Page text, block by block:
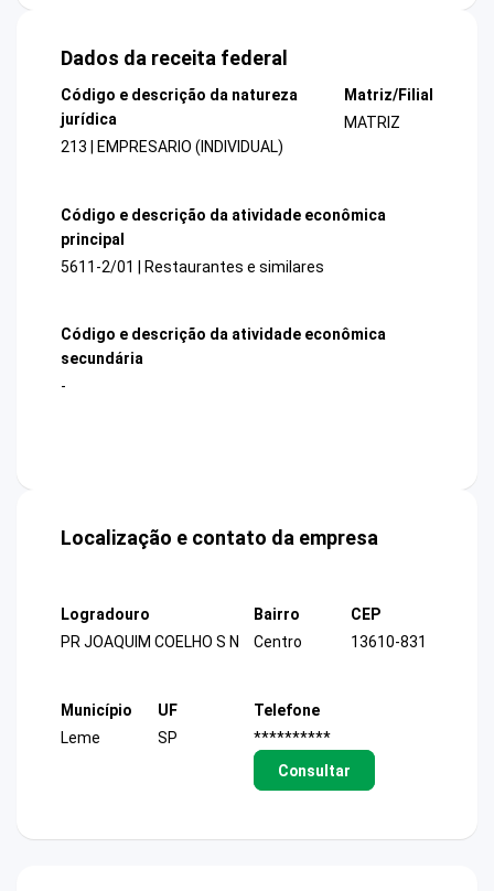
Dados da receita federal
Código e descrição da natureza
jurídica
213 | EMPRESARIO (INDIVIDUAL)
Matriz/Filial
MATRIZ
Código e descrição da atividade econômica
principal
5611-2/01 | Restaurantes e similares
Código e descrição da atividade econômica
secundária
-
Localização e contato da empresa
Logradouro
PR JOAQUIM COELHO S N
Bairro
Centro
CEP
13610-831
Município
Leme
UF
SP
Telefone
**********
Consultar